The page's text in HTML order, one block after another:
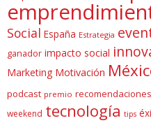
Social España Estrategia
ganador impacto social
Marketing Motivación
podcast premio recomendaciones
weekend tecnología tips